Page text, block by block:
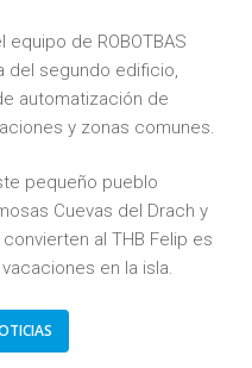
equipo de ROBOTBAS
del segundo edificio,
automatización de
y zonas comunes.
pequeño pueblo
Cuevas del Drach y
al THB Felip es
en la isla.